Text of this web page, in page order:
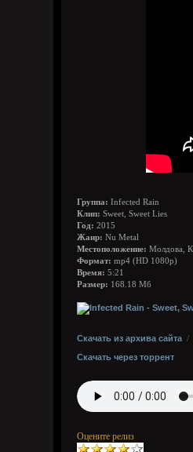
Группа: Infected Rain
Клип: Sweet, Sweet Lies
Год: 2015
Жанр: Nu Metal
Местоположение: Молдова,
Формат: mp4 (HD 1080p)
Время: 5:21
Размер: 168.18 Мб
Скачать из архива сайта /
Скачать через торрент
Оцените релиз